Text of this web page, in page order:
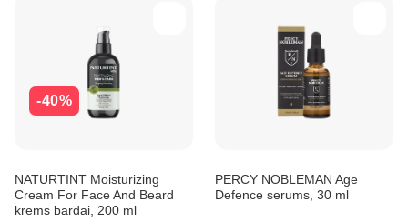
-40%
NATURTINT Moisturizing
Cream For Face And Beard
krēms bārdai, 200 ml
PERCY NOBLEMAN Age
Defence serums, 30 ml